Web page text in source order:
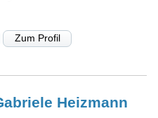
Zum Profil
Heizmann